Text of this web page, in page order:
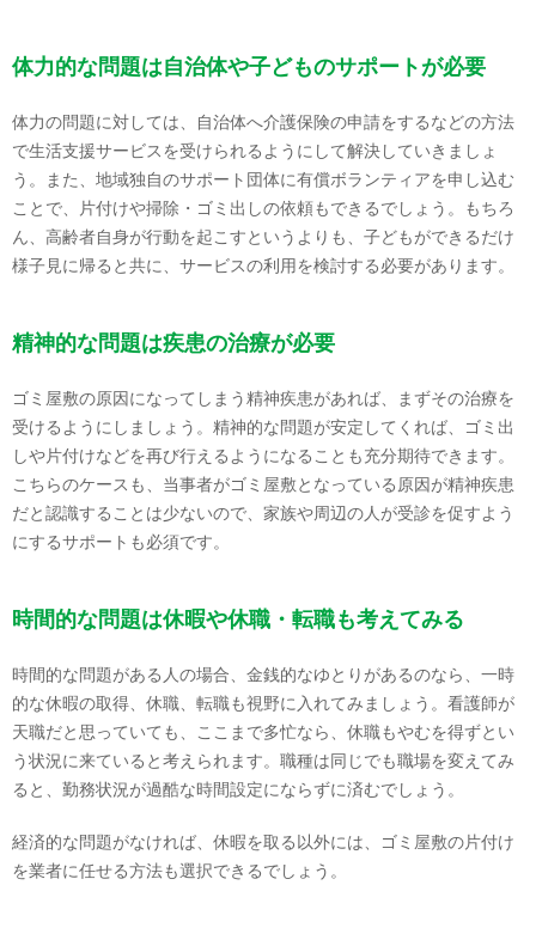
体力的な問題は自治体や子どものサポートが必要
体力の問題に対しては、自治体へ介護保険の申請をするなどの方法
で生活支援サービスを受けられるようにして解決していきましょ
う。また、地域独自のサポート団体に有償ボランティアを申し込む
ことで、片付けや掃除・ゴミ出しの依頼もできるでしょう。もちろ
ん、高齢者自身が行動を起こすというよりも、子どもができるだけ
様子見に帰ると共に、サービスの利用を検討する必要があります。
精神的な問題は疾患の治療が必要
ゴミ屋敷の原因になってしまう精神疾患があれば、まずその治療を
受けるようにしましょう。精神的な問題が安定してくれば、ゴミ出
しや片付けなどを再び行えるようになることも充分期待できます。
こちらのケースも、当事者がゴミ屋敷となっている原因が精神疾患
だと認識することは少ないので、家族や周辺の人が受診を促すよう
にするサポートも必須です。
時間的な問題は休暇や休職・転職も考えてみる
時間的な問題がある人の場合、金銭的なゆとりがあるのなら、一時
的な休暇の取得、休職、転職も視野に入れてみましょう。看護師が
天職だと思っていても、ここまで多忙なら、休職もやむを得ずとい
う状況に来ていると考えられます。職種は同じでも職場を変えてみ
ると、勤務状況が過酷な時間設定にならずに済むでしょう。
経済的な問題がなければ、休暇を取る以外には、ゴミ屋敷の片付け
を業者に任せる方法も選択できるでしょう。